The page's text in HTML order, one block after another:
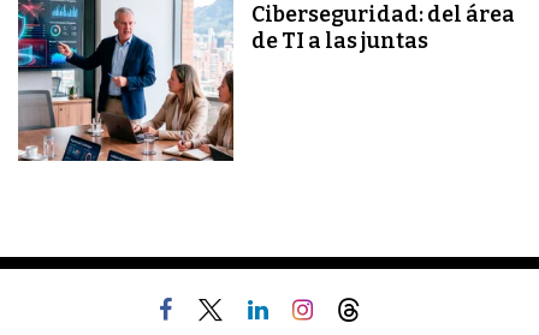
Ciberseguridad: del área
de TI a las juntas